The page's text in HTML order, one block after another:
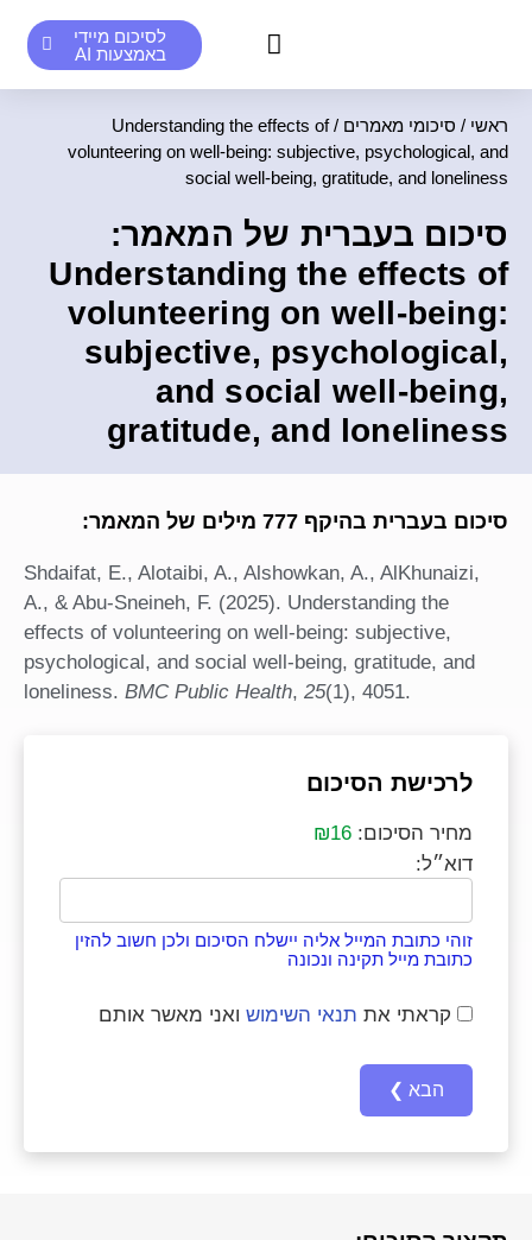
לסיכום מיידי
באמצעות AI
ראשי / סיכומי מאמרים /
Understanding the effects of
volunteering on well-being: subjective, psychological, and
social well-being, gratitude, and loneliness
סיכום בעברית של המאמר:
Understanding the effects of
volunteering on well-being:
subjective, psychological,
and social well-being,
gratitude, and loneliness
סיכום בעברית בהיקף 777 מילים של המאמר:
Shdaifat, E., Alotaibi, A., Alshowkan, A., AlKhunaizi,
A., & Abu-Sneineh, F. (2025). Understanding the
effects of volunteering on well-being: subjective,
psychological, and social well-being, gratitude, and
loneliness. BMC Public Health, 25(1), 4051.
לרכישת הסיכום
מחיר הסיכום: ₪16
דוא״ל:
זוהי כתובת המייל אליה יישלח הסיכום ולכן חשוב להזין
כתובת מייל תקינה ונכונה
קראתי את תנאי השימוש ואני מאשר אותם